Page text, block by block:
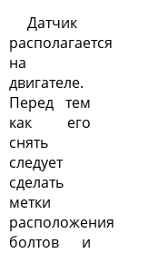
Датчик
располагается
на
двигателе.
Перед тем
как его
снять
следует
сделать
метки
расположения
болтов и